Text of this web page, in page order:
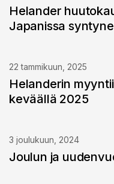
Helander
Japanissa
22 tammikuun, 2025
Helanderin
keväällä 2025
3 joulukuun, 2024
Joulun ja